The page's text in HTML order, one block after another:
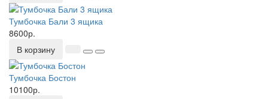
Тумбочка Бали 3 ящика
8600р.
В корзину
Тумбочка Бостон
10100р.